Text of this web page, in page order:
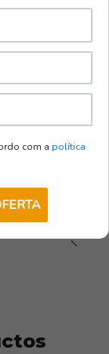
industriales,
y seguridad
las
HIKER |
com a política